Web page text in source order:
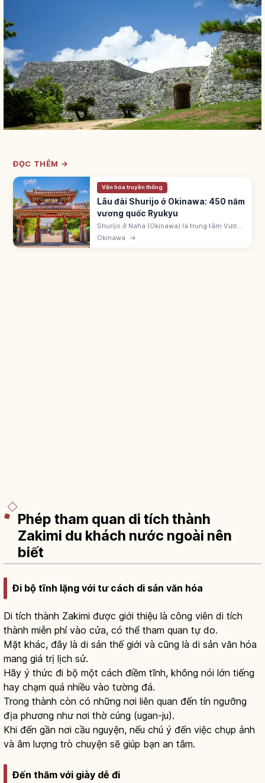
ĐỌC THÊM →
Văn hóa truyền thống
Lâu đài Shurijo ở Okinawa: 450 năm
vương quốc Ryukyu
Shurijo ở Naha (Okinawa) là trung tâm Vương
quốc Ryukyu suốt 450 năm. UNESCO 2000.
Okinawa →
Phép tham quan di tích thành
Zakimi du khách nước ngoài nên
biết
Đi bộ tĩnh lặng với tư cách di sản văn hóa
Di tích thành Zakimi được giới thiệu là công viên di tích
thành miễn phí vào cửa, có thể tham quan tự do.
Mặt khác, đây là di sản thế giới và cũng là di sản văn hóa
mang giá trị lịch sử.
Hãy ý thức đi bộ một cách điềm tĩnh, không nói lớn tiếng
hay chạm quá nhiều vào tường đá.
Trong thành còn có những nơi liên quan đến tín ngưỡng
địa phương như nơi thờ cúng (ugan-ju).
Khi đến gần nơi cầu nguyện, nếu chú ý đến việc chụp ảnh
và âm lượng trò chuyện sẽ giúp bạn an tâm.
Đến thăm với giày dễ đi